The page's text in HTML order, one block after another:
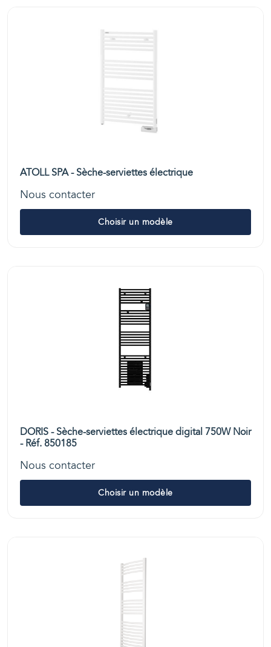
ATOLL SPA - Sèche-serviettes électrique
Nous contacter
Choisir un modèle
DORIS - Sèche-serviettes électrique digital 750W Noir
- Réf. 850185
Nous contacter
Choisir un modèle